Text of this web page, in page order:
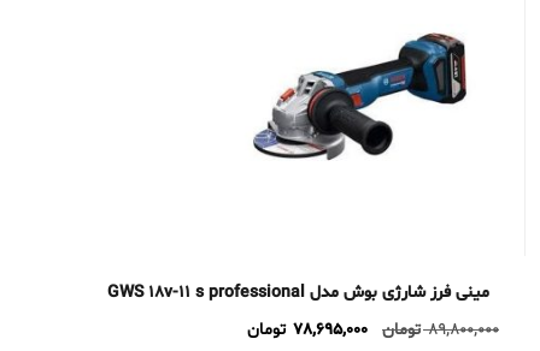
مینی فرز شارژی بوش مدل GWS 18v-11 s professional
89,800,000 تومان
Original
78,695,000 تومانCurrent